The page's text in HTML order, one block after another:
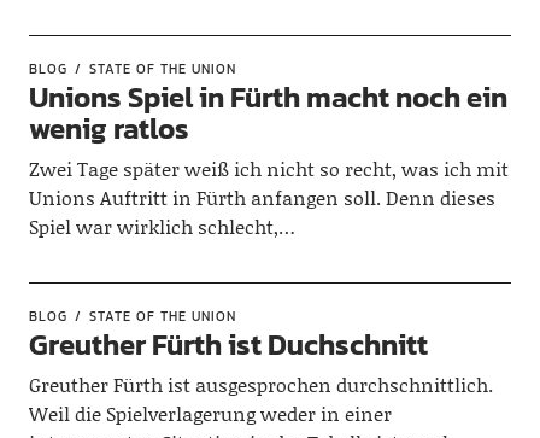
BLOG STATE OF THE UNION
Unions Spiel in Fürth macht noch ein
wenig ratlos
Zwei Tage später weiß ich nicht so recht, was ich mit
Unions Auftritt in Fürth anfangen soll. Denn dieses
Spiel war wirklich schlecht,…
BLOG STATE OF THE UNION
Greuther Fürth ist Duchschnitt
Greuther Fürth ist ausgesprochen durchschnittlich.
Weil die Spielverlagerung weder in einer